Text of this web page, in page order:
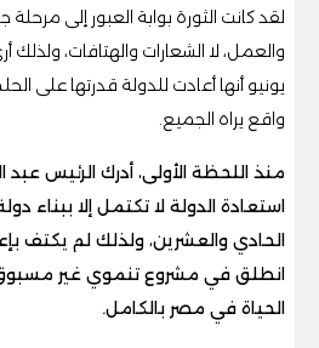
لقد كانت الثورة بوابة العبور إلى مرحلة
يونيو أنها أعادت للدولة قدرتها على
واقع يراه الجميع.
منذ اللحظة الأولى، أدرك الرئيس
استعادة الدولة لا تكتمل إلا ببناء
الحادي والعشرين، ولذلك لم يكتف
انطلق في مشروع تنموي غير
الحياة في مصر بالكامل.